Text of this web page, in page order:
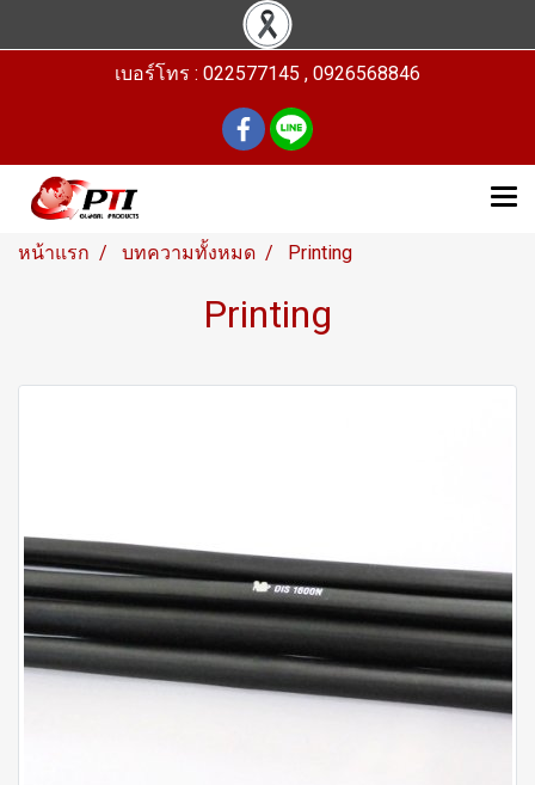
เบอร์โทร : 022577145 , 0926568846
หน้าแรก บทความทั้งหมด Printing
Printing